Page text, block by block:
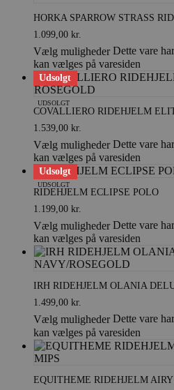
HORKA SPARROW STRASS
1.099,00 kr.
Vælg muligheder Dette vare
kan vælges på varesiden
Udsolgt
UDSOLGT
COVALLIERO RIDEHJELM
1.539,00 kr.
Vælg muligheder Dette vare
kan vælges på varesiden
Udsolgt
UDSOLGT
RIDEHJELM ECLIPSE POLO
1.199,00 kr.
Vælg muligheder Dette vare
kan vælges på varesiden
IRH RIDEHJELM OLANIA
1.499,00 kr.
Vælg muligheder Dette vare
kan vælges på varesiden
EQUITHEME RIDEHJELM